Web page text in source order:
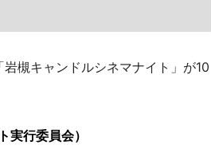
槻キャンドルシネマナイト」が10
実行委員会）